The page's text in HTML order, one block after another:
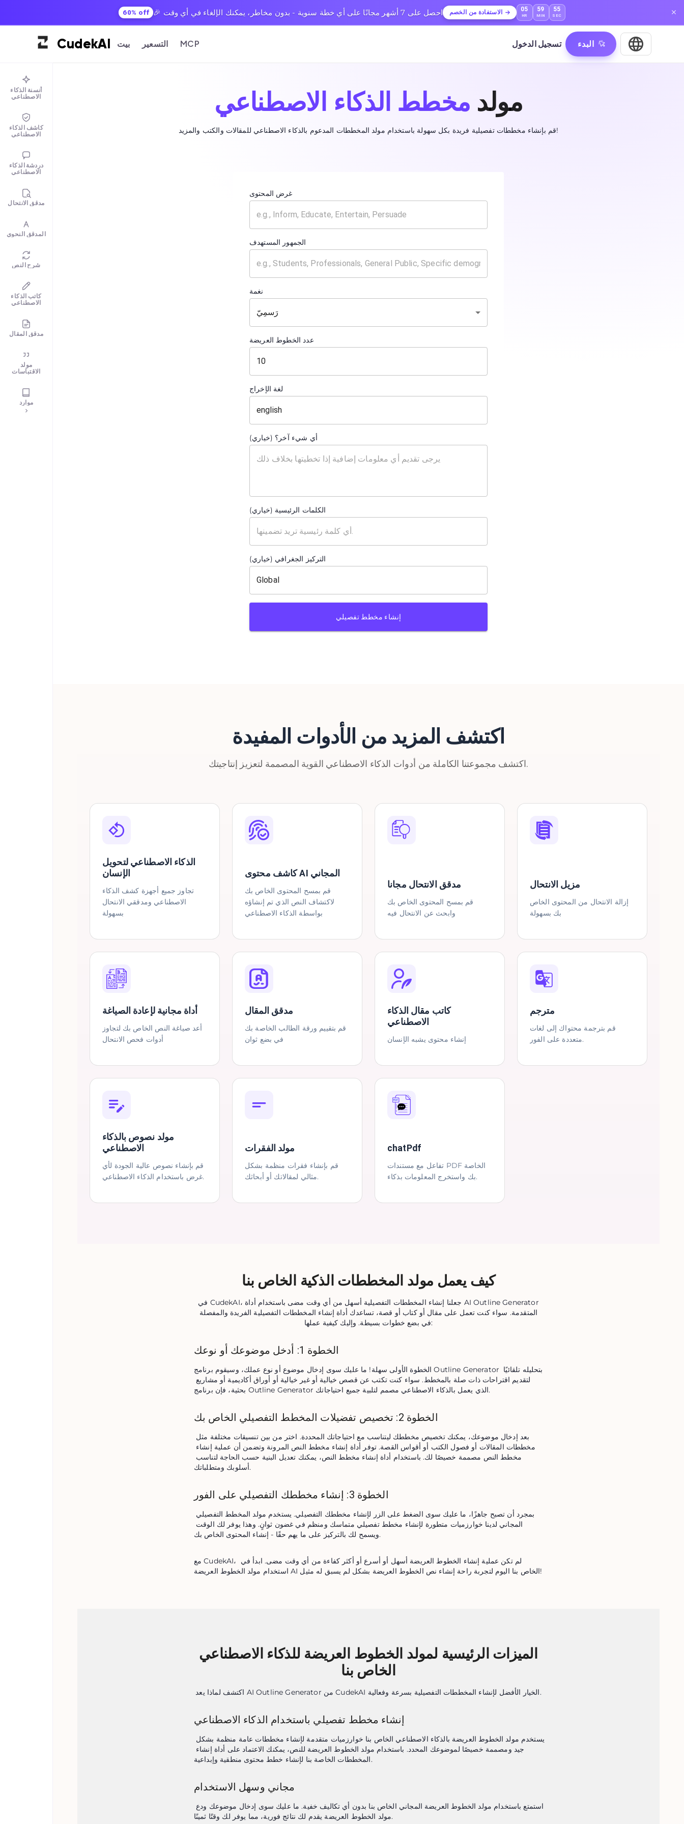
60% off 🎉 احصل على 7 أشهر مجانًا على أي خطة سنوية - بدون مخاطر، يمكنك الإلغاء في أي وقت الاستفادة من الخصم 05
HR
59
MIN
54
SEC
CudekAI بيت التسعير MCP تسجيل الدخول البدء
أنسنة الذكاء
الاصطناعي
كاشف الذكاء
الاصطناعي
دردشة الذكاء
الاصطناعي
مدقق الانتحال
المدقق النحوي
شرح النص
كاتب الذكاء
الاصطناعي
مدقق المقال
مولد
الاقتباسات
موارد
مولد مخطط الذكاء الاصطناعي
قم بإنشاء مخططات تفصيلية فريدة بكل سهولة باستخدام مولد المخططات المدعوم بالذكاء الاصطناعي للمقالات والكتب والمزيد!
غرض المحتوى
الجمهور المستهدف
نغمة
رَسمِيّ
عدد الخطوط العريضة
لغة الإخراج
أي شيء آخر؟ (خياري)
الكلمات الرئيسية (خياري)
التركيز الجغرافي (خياري)
إنشاء مخطط تفصيلي
اكتشف المزيد من الأدوات المفيدة
اكتشف مجموعتنا الكاملة من أدوات الذكاء الاصطناعي القوية المصممة لتعزيز إنتاجيتك.
الذكاء الاصطناعي لتحويل
الإنسان
تجاوز جميع أجهزة كشف الذكاء
الاصطناعي ومدققي الانتحال
بسهولة
كاشف محتوى AI المجاني
قم بمسح المحتوى الخاص بك
لاكتشاف النص الذي تم إنشاؤه
بواسطة الذكاء الاصطناعي
مدقق الانتحال مجانا
قم بمسح المحتوى الخاص بك
وابحث عن الانتحال فيه
مزيل الانتحال
إزالة الانتحال من المحتوى الخاص
بك بسهولة
أداة مجانية لإعادة الصياغة
أعد صياغة النص الخاص بك لتجاوز
أدوات فحص الانتحال
مدقق المقال
قم بتقييم ورقة الطالب الخاصة بك
في بضع ثوان
كاتب مقال الذكاء
الاصطناعي
إنشاء محتوى يشبه الإنسان
مترجم
قم بترجمة محتواك إلى لغات
متعددة على الفور.
مولد نصوص بالذكاء
الاصطناعي
قم بإنشاء نصوص عالية الجودة لأي
غرض باستخدام الذكاء الاصطناعي.
مولد الفقرات
قم بإنشاء فقرات منظمة بشكل
مثالي لمقالاتك أو أبحاثك.
chatPdf
تفاعل مع مستندات PDF الخاصة
بك واستخرج المعلومات بذكاء.
كيف يعمل مولد المخططات الذكية الخاص بنا
في CudekAI، جعلنا إنشاء المخططات التفصيلية أسهل من أي وقت مضى باستخدام أداة AI Outline Generator
المتقدمة. سواء كنت تعمل على مقال أو كتاب أو قصة، تساعدك أداة إنشاء المخططات التفصيلية الفريدة والمفصلة
في بضع خطوات بسيطة. وإليك كيفية عملها:
الخطوة 1: أدخل موضوعك أو نوعك
الخطوة الأولى سهلة! ما عليك سوى إدخال موضوع أو نوع عملك، وسيقوم برنامج Outline Generator بتحليله تلقائيًا
بحثية، فإن برنامج Outline Generator الذي يعمل بالذكاء الاصطناعي مصمم لتلبية جميع احتياجاتك.
الخطوة 2: تخصيص تفضيلات المخطط التفصيلي الخاص بك
أسلوبك ومتطلباتك.
الخطوة 3: إنشاء مخططك التفصيلي على الفور
ويسمح لك بالتركيز على ما يهم حقًا - إنشاء المحتوى الخاص بك.
مع CudekAI، لم تكن عملية إنشاء الخطوط العريضة أسهل أو أسرع أو أكثر كفاءة من أي وقت مضى. ابدأ في
استخدام مولد الخطوط العريضة AI الخاص بنا اليوم لتجربة راحة إنشاء نص الخطوط العريضة بشكل لم يسبق له مثيل!
الميزات الرئيسية لمولد الخطوط العريضة للذكاء الاصطناعي
الخاص بنا
اكتشف لماذا يعد AI Outline Generator من CudekAI الخيار الأفضل لإنشاء المخططات التفصيلية بسرعة وفعالية.
إنشاء مخطط تفصيلي باستخدام الذكاء الاصطناعي
المخططات الخاصة بنا لإنشاء خطط محتوى منطقية وإبداعية.
مجاني وسهل الاستخدام
مولد الخطوط العريضة يقدم لك نتائج فورية، مما يوفر لك وقتًا ثمينًا.